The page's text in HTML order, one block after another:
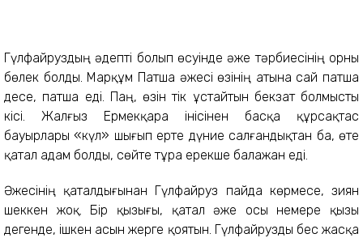
Гүлфайруздың әдепті болып өсуінде әже тәрбиесінің орны
бөлек болды. Марқұм Патша әжесі өзінің атына сай патша
десе, патша еді. Паң, өзін тік ұстайтын бекзат болмысты
кісі. Жалғыз Ермекқара інісінен басқа құрсақтас
бауырлары «күл» шығып ерте дүние салғандықтан ба, өте
қатал адам болды, сөйте тұра ерекше балажан еді.
Әжесінің қаталдығынан Гүлфайруз пайда көрмесе, зиян
шеккен жоқ. Бір қызығы, қатал әже осы немере қызы
дегенде, ішкен асын жерге қоятын. Гүлфайрузды бес жасқа